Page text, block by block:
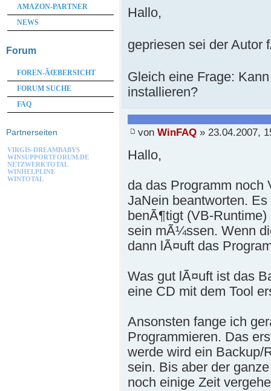
Hallo,
gepriesen sei der
Gleich eine Frage:
installieren?
von WinFAQ» 23.04.2007,
Hallo,
da das Programm noch
JaNein beantworten.
benÃ¶tigt (VB-
sein mÃ¼ssen. Wenn
dann lÃ¤uft das
Was gut lÃ¤uft ist das
eine CD mit dem Tool
Ansonsten fange ich
Programmieren. Das
werde wird ein Backup/
sein. Bis aber der
noch einige Zeit
AMAZON-PARTNER
NEWS
Forum
FOREN-ÃŒBERSICHT
FORUM SUCHE
FAQ
Partnerseiten
VIRGIS-DREAMBABYS
WINSUPPORTFORUM.DE
NETZWERKTOTAL
WINHELPLINE
WINTOTAL